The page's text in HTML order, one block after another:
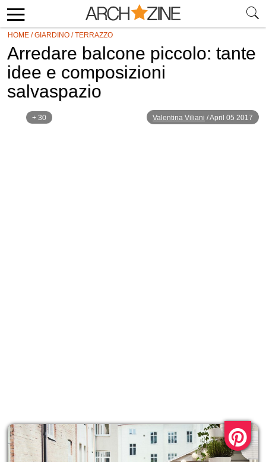
HOME /GIARDINO /TERRAZZO
Arredare balcone piccolo: tante
idee e composizioni
salvaspazio
+ 30 Valentina Viliani /April 05 2017